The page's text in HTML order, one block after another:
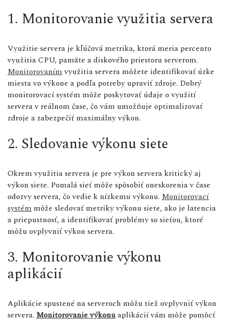
1. Monitorovanie využitia servera
Využitie servera je kľúčová metrika, ktorá meria percento
využitia CPU, pamäte a diskového priestoru serverom.
Monitorovanímvyužitia servera môžete identifikovať úzke
miesta vo výkone a podľa potreby upraviť zdroje. Dobrý
monitorovací systém môže poskytovať údaje o využití
servera v reálnom čase, čo vám umožňuje optimalizovať
zdroje a zabezpečiť maximálny výkon.
2. Sledovanie výkonu siete
Okrem využitia servera je pre výkon servera kritický aj
výkon siete. Pomalá sieť môže spôsobiť oneskorenia v čase
odozvy servera, čo vedie k nízkemu výkonu. Monitorovací
systém môže sledovať metriky výkonu siete, ako je latencia
a priepustnosť, a identifikovať problémy so sieťou, ktoré
môžu ovplyvniť výkon servera.
3. Monitorovanie výkonu
aplikácií
Aplikácie spustené na serveroch môžu tiež ovplyvniť výkon
servera. Monitorovanie výkonuaplikácií vám môže pomôcť